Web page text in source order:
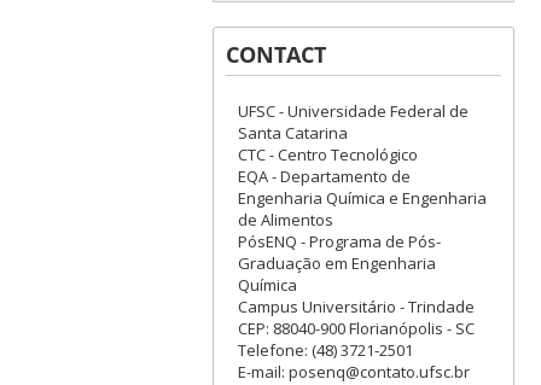
CONTACT
UFSC - Universidade Federal de
Santa Catarina
CTC - Centro Tecnológico
EQA - Departamento de
Engenharia Química e Engenharia
de Alimentos
PósENQ - Programa de Pós-
Graduação em Engenharia
Química
Campus Universitário - Trindade
CEP: 88040-900 Florianópolis - SC
Telefone: (48) 3721-2501
E-mail: posenq@contato.ufsc.br